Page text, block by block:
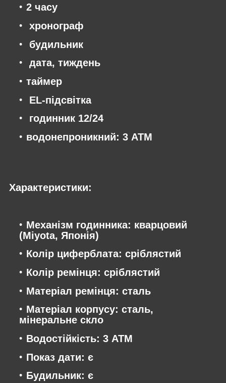
2 часу
хронограф
будильник
дата, тиждень
таймер
EL-підсвітка
годинник 12/24
водонепроникний: 3 АТМ
Характеристики:
Механізм годинника: кварцовий
(Miyota, Японія)
Колір циферблата: сріблястий
Колір ремінця: сріблястий
Матеріал ремінця: сталь
Матеріал корпусу: сталь,
мінеральне скло
Водостійкість: 3 АТМ
Показ дати: є
Будильник: є